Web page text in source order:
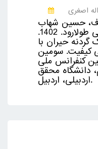
اصغری
حسین شهاب
آرخازلو، علی اشرف سلطانی طولارود. 1402.
حیران با
کیفیت. سومین
کنفرانس ملی
دانشگاه محقق
اردبیلی، اردبيل.